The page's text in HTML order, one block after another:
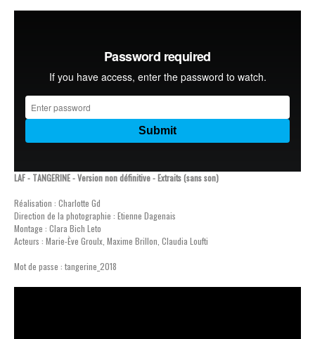
LAF - TANGERINE - Version non définitive - Extraits (sans son)
Réalisation : Charlotte Gd
Direction de la photographie : Etienne Dagenais
Montage : Clara Bich Leto
Acteurs : Marie-Ève Groulx, Maxime Brillon, Claudia Loufti
Mot de passe : tangerine_2018